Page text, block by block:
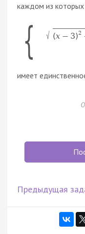
каждом из которых
{ √ (x − 3)2
имеет
Предыдущая